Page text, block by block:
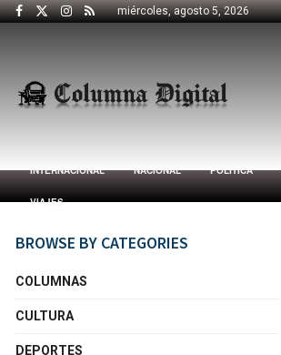
miércoles, agosto 5, 2026
INTERNACIONAL NACIONAL POLÍTICA
VIAJES
BROWSE BY CATEGORIES
COLUMNAS
CULTURA
DEPORTES